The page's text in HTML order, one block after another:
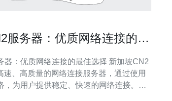
服务器：优质网络连接的最
优质网络连接的最佳选择 新加坡CN2
速、高质量的网络连接服务器，通过使用
，为用户提供稳定、快速的网络连接。这